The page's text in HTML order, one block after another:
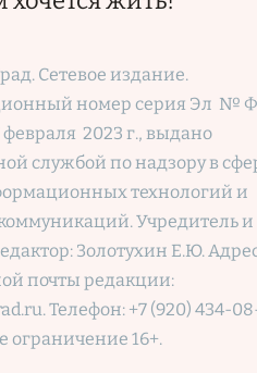
Сетевое издание.
номер серия Эл №
февраля 2023 г., выдано
службой по надзору в
технологий и
Учредитель и
Золотухин Е.Ю.
почты редакции:
Телефон: +7 (920) 434-
ограничение 16+.